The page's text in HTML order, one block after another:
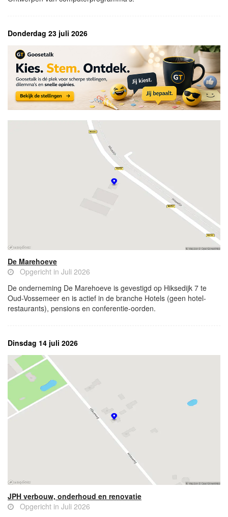
Donderdag 23 juli 2026
De Marehoeve
Opgericht in Juli 2026
De onderneming De Marehoeve is gevestigd op Hiksedijk 7 te
Oud-Vossemeer en is actief in de branche Hotels (geen hotel-
restaurants), pensions en conferentie-oorden.
Dinsdag 14 juli 2026
JPH verbouw, onderhoud en renovatie
Opgericht in Juli 2026